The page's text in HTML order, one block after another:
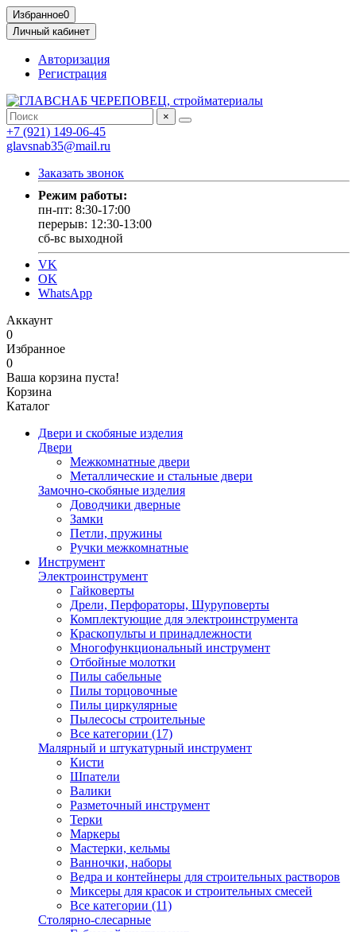
Избранное0
Личный кабинет
Авторизация
Регистрация
×
+7 (921) 149-06-45
glavsnab35@mail.ru
Заказать звонок
Режим работы:
пн-пт: 8:30-17:00
перерыв: 12:30-13:00
сб-вс выходной
VK
OK
WhatsApp
Аккаунт
0
Избранное
0
Ваша корзина пуста!
Корзина
Каталог
Двери и скобяные изделия
Двери
Межкомнатные двери
Металлические и стальные двери
Замочно-скобяные изделия
Доводчики дверные
Замки
Петли, пружины
Ручки межкомнатные
Инструмент
Электроинструмент
Гайковерты
Дрели, Перфораторы, Шуруповерты
Комплектующие для электроинструмента
Краскопульты и принадлежности
Многофункциональный инструмент
Отбойные молотки
Пилы сабельные
Пилы торцовочные
Пилы циркулярные
Пылесосы строительные
Все категории (17)
Малярный и штукатурный инструмент
Кисти
Шпатели
Валики
Разметочный инструмент
Терки
Маркеры
Мастерки, кельмы
Ванночки, наборы
Ведра и контейнеры для строительных растворов
Миксеры для красок и строительных смесей
Все категории (11)
Столярно-слесарные